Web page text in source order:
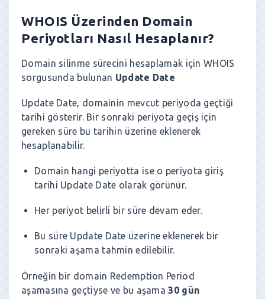
WHOIS Üzerinden Domain
Periyotları Nasıl Hesaplanır?
Domain silinme sürecini hesaplamak için WHOIS
sorgusunda bulunan Update Date
Update Date, domainin mevcut periyoda geçtiği
tarihi gösterir. Bir sonraki periyota geçiş için
gereken süre bu tarihin üzerine eklenerek
hesaplanabilir.
Domain hangi periyotta ise o periyota giriş
tarihi Update Date olarak görünür.
Her periyot belirli bir süre devam eder.
Bu süre Update Date üzerine eklenerek bir
sonraki aşama tahmin edilebilir.
Örneğin bir domain Redemption Period
aşamasına geçtiyse ve bu aşama30 gün